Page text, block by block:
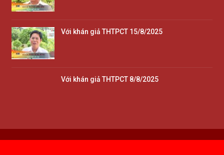
Với khán giả THTPCT 15/8/2025
Với khán giả THTPCT 8/8/2025